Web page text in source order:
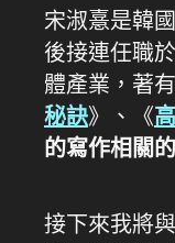
宋淑憙是韓
後接連任職
體產業，著
秘訣》、《
的寫作相關
接下來我將